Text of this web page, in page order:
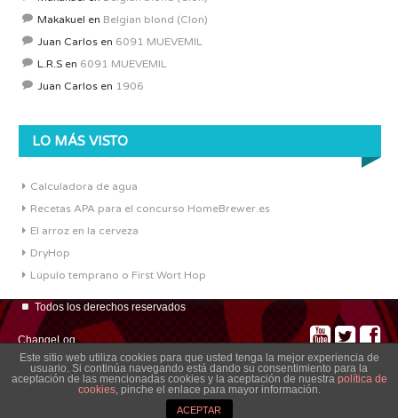
Makakuel en Belgian blond (Clon)
Juan Carlos en 6091 MUEVEMIL
L.R.S en 6091 MUEVEMIL
Juan Carlos en 1906
LO MÁS VISTO
Calculadora de agua
Recetas APA para el concurso HomeBrewer.es
El arroz en la cerveza
DryHop
Lúpulo temprano o First Wort Hop
Todos los derechos reservados
ChangeLog
Este sitio web utiliza cookies para que usted tenga la mejor experiencia de
usuario. Si continúa navegando está dando su consentimiento para la
aceptación de las mencionadas cookies y la aceptación de nuestra política de
cookies, pinche el enlace para mayor información.
ACEPTAR